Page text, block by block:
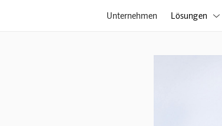
Unternehmen Lösungen 